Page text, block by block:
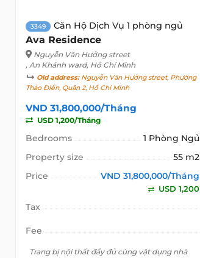
3349 Căn Hộ Dịch Vụ 1 phòng ngủ
Ava Residence
Nguyễn Văn Hưởng street
, An Khánh ward, Hồ Chí Minh
Old address:Nguyễn Văn Hưởng street, Phường
Thảo Điền, Quận 2, Hồ Chí Minh
VND 31,800,000/Tháng
USD 1,200/Tháng
Bedrooms
1 Phòng Ngủ
Property size
55 m2
Price
VND 31,800,000/Tháng
USD 1,200
Tax
Fee
Trang bị nội thất đầy đủ cùng vật dụng nhà